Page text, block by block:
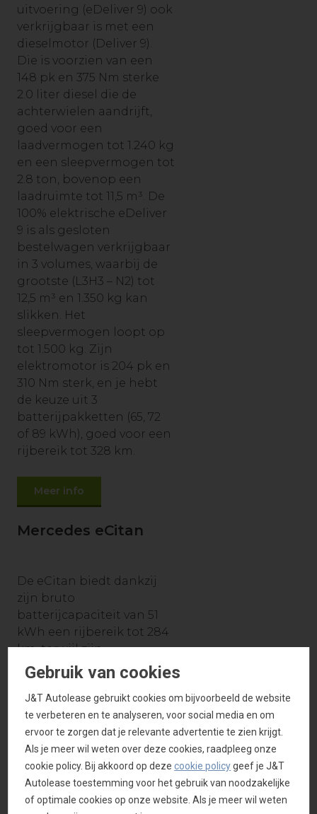
uitvoering (eDeliver 9) ook
verkrijgbaar is met een
dieselmotor (Deliver 9).
Die is voorzien van een
148 pk en 375 Nm sterke
2.0 liter diesel die de
achterwielen aandrijft,
goed voor een
laadvermogen tot 1.240 kg
en een sleepvermogen tot
2.8 ton, bovenop een
laadruimte tot 11,5 m³. De
100% elektrische eDeliver
9 is als gesloten
bestelwagen verkrijgbaar
in 3 volumes, waarbij de
grootste (L3H3 – N2) tot
12,5 m³ en 1.350 kg kan
slikken. Het
sleepvermogen loopt op
tot 1.500 kg. Zijn
elektromotor is 204 pk en
310 Nm sterk, en je hebt
de keuze uit 3
batterijpakketten (65, 72
of 89 kWh), goed voor een
rijbereik tot 328 km.
Meer info
Mercedes eCitan
De eCitan biedt dankzij
zijn bruto
batterijcapaciteit van 51
kWh een rijbereik tot 284
km, terwijl zijn
motorvermogen van 90
kW zorgt voor vlotte
prestaties. Standaard
laadt de eCitan op aan
een vermogen van 22 kW,
en optioneel kan hij DC
snelladen aan een
vermogen van 75 kW,
waardoor de batterij van
Gebruik van cookies
J&T Autolease gebruikt cookies om bijvoorbeeld de website
te verbeteren en te analyseren, voor social media en om
ervoor te zorgen dat je relevante advertentie te zien krijgt.
Als je meer wil weten over deze cookies, raadpleeg onze
cookie policy. Bij akkoord op dezecookie policygeef je J&T
Autolease toestemming voor het gebruik van noodzakelijke
of optimale cookies op onze website. Als je meer wil weten